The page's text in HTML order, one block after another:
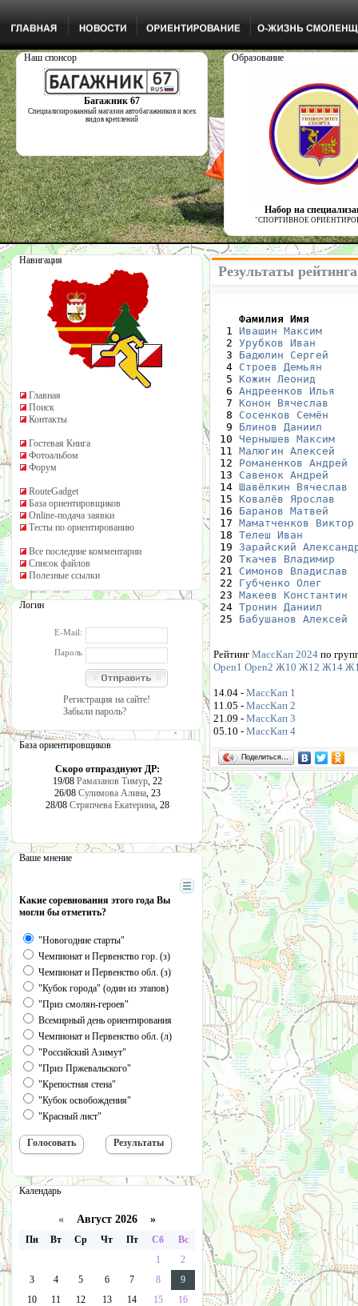
Наш спонсор
Багажник 67
Специализированный магазин автобагажников и всех
видов креплений
Образование
Набор на
"СПОРТИВНОЕ
Навигация
Главная
Поиск
Контакты
Гостевая Книга
Фотоальбом
Форум
RouteGadget
База ориентировщиков
Online-подача заявки
Тесты по ориентированию
Все последние комментарии
Список файлов
Полезные ссылки
Логин
E-Mail:
Пароль
Регистрация на сайте!
Забыли пароль?
База ориентировщиков
Скоро отпразднуют ДР:
19/08 Рамазанов Тимур, 22
26/08 Сулимова Алина, 23
28/08 Стряпчева Екатерина, 28
Ваше мнение
Какие соревнования этого года Вы
могли бы отметить?
"Новогодние старты"
Чемпионат и Первенство гор. (з)
Чемпионат и Первенство обл. (з)
"Кубок города" (один из этапов)
"Приз смолян-героев"
Всемирный день ориентирования
Чемпионат и Первенство обл. (л)
"Российский Азимут"
"Приз Пржевальского"
"Крепостная стена"
"Кубок освобождения"
"Красный лист"
Календарь
« Август 2026 »
Пн Вт Ср Чт Пт Сб
Вс
1
2
3
4 5 6 7 8
9
10
11 12 13 14 15
16
Результаты
1 Ивашин Максим
  2
Урубков Иван
  3
Бадюлин Сергей
  4
Строев Демьян
  5
Кожин Леонид
  6
Андреенков Илья
  7
Конон Вячеслав
  8
Сосенков Семён
  9
Блинов Даниил
10 Чернышев Максим
11 Малюгин Алексей
12 Романенков Андрей
13 Савенок Андрей
14 Шавёлкин Вячеслав
15 Ковалёв Ярослав
16 Баранов Матвей
17 Маматченков Виктор
18 Телеш Иван
19 Зарайский
20 Ткачев Владимир
21 Симонов Владислав
22 Губченко Олег
23 Макеев Константин
24 Тронин Даниил
25 Бабушанов Алексей
Рейтинг МассКап 2024 по
Open1 Open2 Ж10 Ж12 Ж14
14.04 - МассКап 1
11.05 - МассКап 2
21.09 - МассКап 3
05.10 - МассКап 4
Поделиться…